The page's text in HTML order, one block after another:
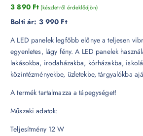
3 890 Ft (készletről érdeklődjön)
Bolti ár: 3 990 Ft
A LED panelek legfőbb előnye a teljesen
egyenletes, lágy fény. A LED panelek
lakásokba, irodaházakba, kórházakba,
közintézményekbe, üzletekbe, tárgyalókba
A termék tartalmazza a tápegységet!
Műszaki adatok:
Teljesítmény 12 W